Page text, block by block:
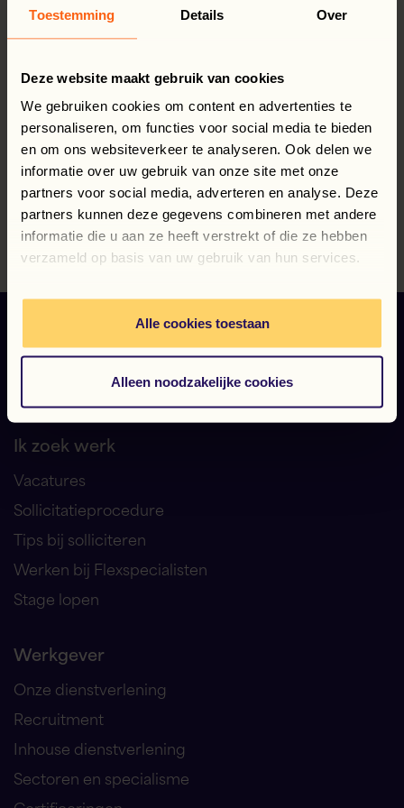
Toestemming Details Over
Deze website maakt gebruik van cookies
We gebruiken cookies om content en advertenties te
personaliseren, om functies voor social media te bieden
en om ons websiteverkeer te analyseren. Ook delen we
informatie over uw gebruik van onze site met onze
partners voor social media, adverteren en analyse. Deze
partners kunnen deze gegevens combineren met andere
informatie die u aan ze heeft verstrekt of die ze hebben
verzameld op basis van uw gebruik van hun services.
Alle cookies toestaan
Alleen noodzakelijke cookies
of nieuwe medewerkers, wij staan klaar om de
Zoek flexmedewerkers
Bekijk vacatures
Ik zoek werk
Vacatures
Sollicitatieprocedure
Tips bij solliciteren
Werken bij Flexspecialisten
Stage lopen
Werkgever
Onze dienstverlening
Recruitment
Inhouse dienstverlening
Sectoren en specialisme